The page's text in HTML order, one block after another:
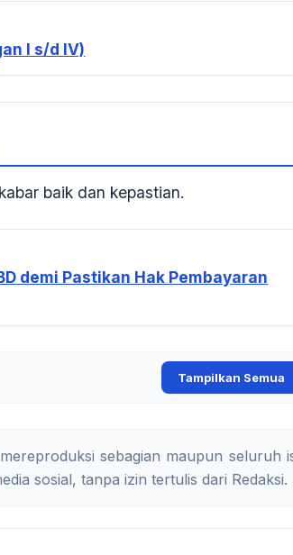
I s/d IV)
baik dan kepastian.
demi Pastikan Hak Pembayaran
Tampilkan Semua
sebagian maupun seluruh
sosial, tanpa izin tertulis dari Redaksi.